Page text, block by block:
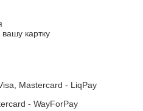
картку
Mastercard - LiqPay
- WayForPay